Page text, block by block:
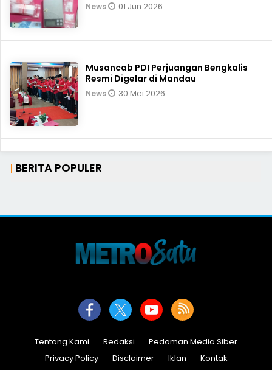
News 01 Jun 2026
Musancab PDI Perjuangan Bengkalis
Resmi Digelar di Mandau
News 30 Mei 2026
BERITA POPULER
Tentang Kami Redaksi
Pedoman Media Siber
Privacy Policy
Disclaimer Iklan Kontak